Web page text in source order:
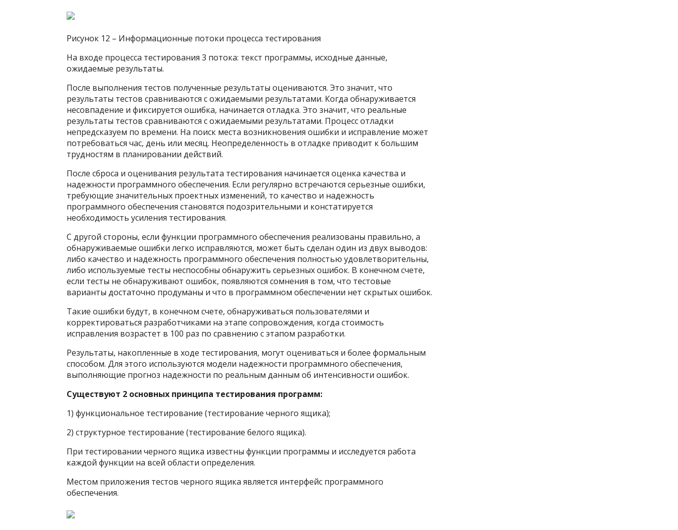
Рисунок 12 – Информационные потоки процесса тестирования
На входе процесса тестирования 3 потока: текст программы, исходные данные,
ожидаемые результаты.
После выполнения тестов полученные результаты оцениваются. Это значит, что
результаты тестов сравниваются с ожидаемыми результатами. Когда обнаруживается
несовпадение и фиксируется ошибка, начинается отладка. Это значит, что реальные
результаты тестов сравниваются с ожидаемыми результатами. Процесс отладки
непредсказуем по времени. На поиск места возникновения ошибки и исправление может
потребоваться час, день или месяц. Неопределенность в отладке приводит к большим
трудностям в планировании действий.
После сброса и оценивания результата тестирования начинается оценка качества и
надежности программного обеспечения. Если регулярно встречаются серьезные ошибки,
требующие значительных проектных изменений, то качество и надежность
программного обеспечения становятся подозрительными и констатируется
необходимость усиления тестирования.
С другой стороны, если функции программного обеспечения реализованы правильно, а
обнаруживаемые ошибки легко исправляются, может быть сделан один из двух выводов:
либо качество и надежность программного обеспечения полностью удовлетворительны,
либо используемые тесты неспособны обнаружить серьезных ошибок. В конечном счете,
если тесты не обнаруживают ошибок, появляются сомнения в том, что тестовые
варианты достаточно продуманы и что в программном обеспечении нет скрытых ошибок.
Такие ошибки будут, в конечном счете, обнаруживаться пользователями и
корректироваться разработчиками на этапе сопровождения, когда стоимость
исправления возрастет в 100 раз по сравнению с этапом разработки.
Результаты, накопленные в ходе тестирования, могут оцениваться и более формальным
способом. Для этого используются модели надежности программного обеспечения,
выполняющие прогноз надежности по реальным данным об интенсивности ошибок.
Существуют 2 основных принципа тестирования программ:
1) функциональное тестирование (тестирование черного ящика);
2) структурное тестирование (тестирование белого ящика).
При тестировании черного ящика известны функции программы и исследуется работа
каждой функции на всей области определения.
Местом приложения тестов черного ящика является интерфейс программного
обеспечения.